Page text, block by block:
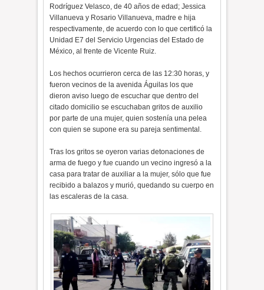
Rodríguez Velasco, de 40 años de edad; Jessica
Villanueva y Rosario Villanueva, madre e hija
respectivamente, de acuerdo con lo que certificó la
Unidad E7 del Servicio Urgencias del Estado de
México, al frente de Vicente Ruiz.
Los hechos ocurrieron cerca de las 12:30 horas, y
fueron vecinos de la avenida Águilas los que
dieron aviso luego de escuchar que dentro del
citado domicilio se escuchaban gritos de auxilio
por parte de una mujer, quien sostenía una pelea
con quien se supone era su pareja sentimental.
Tras los gritos se oyeron varias detonaciones de
arma de fuego y fue cuando un vecino ingresó a la
casa para tratar de auxiliar a la mujer, sólo que fue
recibido a balazos y murió, quedando su cuerpo en
las escaleras de la casa.